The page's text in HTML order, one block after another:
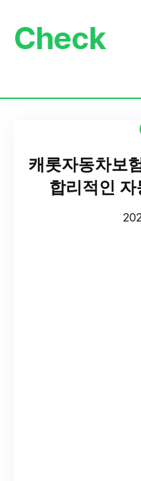
Check
캐롯자동차보
합리적인 자